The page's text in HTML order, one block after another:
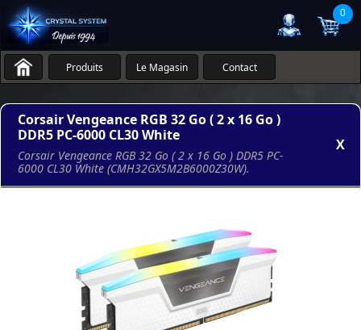
0
Produits Le Magasin Contact
Corsair Vengeance RGB 32 Go ( 2 x 16 Go )
DDR5 PC-6000 CL30 White
Corsair Vengeance RGB 32 Go ( 2 x 16 Go ) DDR5 PC-
6000 CL30 White (CMH32GX5M2B6000Z30W).
X